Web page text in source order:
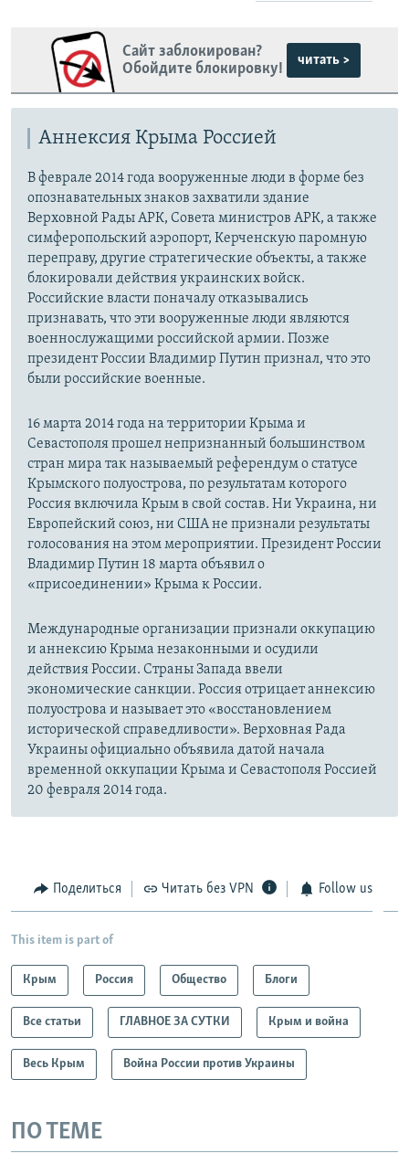
Сайт заблокирован?
Обойдите блокировку!
читать >
Аннексия Крыма Россией
В феврале 2014 года вооруженные люди в форме без
опознавательных знаков захватили здание
Верховной Рады АРК, Совета министров АРК, а также
симферопольский аэропорт, Керченскую паромную
переправу, другие стратегические объекты, а также
блокировали действия украинских войск.
Российские власти поначалу отказывались
признавать, что эти вооруженные люди являются
военнослужащими российской армии. Позже
президент России Владимир Путин признал, что это
были российские военные.
16 марта 2014 года на территории Крыма и
Севастополя прошел непризнанный большинством
стран мира так называемый референдум о статусе
Крымского полуострова, по результатам которого
Россия включила Крым в свой состав. Ни Украина, ни
Европейский союз, ни США не признали результаты
голосования на этом мероприятии. Президент России
Владимир Путин 18 марта объявил о
«присоединении» Крыма к России.
Международные организации признали оккупацию
и аннексию Крыма незаконными и осудили
действия России. Страны Запада ввели
экономические санкции. Россия отрицает аннексию
полуострова и называет это «восстановлением
исторической справедливости». Верховная Рада
Украины официально объявила датой начала
временной оккупации Крыма и Севастополя Россией
20 февраля 2014 года.
Поделиться Читать без VPN Follow us
This item is part of
Крым Россия Общество Блоги
Все статьи ГЛАВНОЕ ЗА СУТКИ Крым и война
Весь Крым Война России против Украины
ПО ТЕМЕ